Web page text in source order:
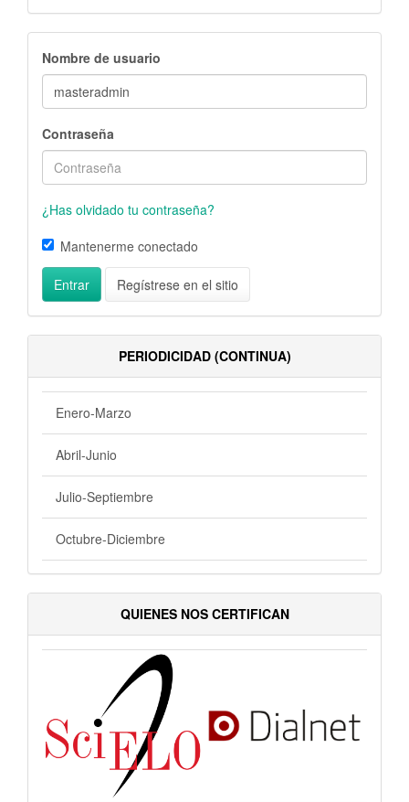
Nombre de usuario
Contraseña
¿Has olvidado tu contraseña?
Mantenerme conectado
Entrar Regístrese en el sitio
PERIODICIDAD (CONTINUA)
Enero-Marzo
Abril-Junio
Julio-Septiembre
Octubre-Diciembre
QUIENES NOS CERTIFICAN